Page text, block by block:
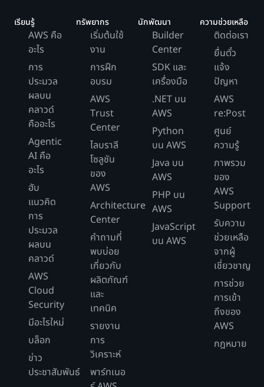
เรียนรู้
AWS คือ
อะไร
การ
ประมวล
ผลบน
คลาวด์
คืออะไร
Agentic
AI คือ
อะไร
ฮับ
แนวคิด
การ
ประมวล
ผลบน
คลาวด์
AWS
Cloud
Security
มีอะไรใหม่
บล็อก
ข่าว
ประชาสัมพันธ์
ทรัพยากร
เริ่มต้นใช้
งาน
การฝึก
อบรม
AWS
Trust
Center
ไลบราลี
โซลูชัน
ของ
AWS
Architecture
Center
คำถามที่
พบบ่อย
เกี่ยวกับ
ผลิตภัณฑ์
และ
เทคนิค
รายงาน
การ
วิเคราะห์
พาร์ทเนอ
นักพัฒนา
Builder
Center
SDK และ
เครื่องมือ
.NET บน
AWS
Python
บน AWS
Java บน
AWS
PHP บน
AWS
JavaScript
บน AWS
ความช่วยเหลือ
ติดต่อเรา
ยื่นตั๋ว
แจ้ง
ปัญหา
AWS
re:Post
ศูนย์
ความรู้
ภาพรวม
ของ
AWS
Support
รับความ
ช่วยเหลือ
จากผู้
เชี่ยวชาญ
การช่วย
การเข้า
ถึงของ
AWS
กฎหมาย